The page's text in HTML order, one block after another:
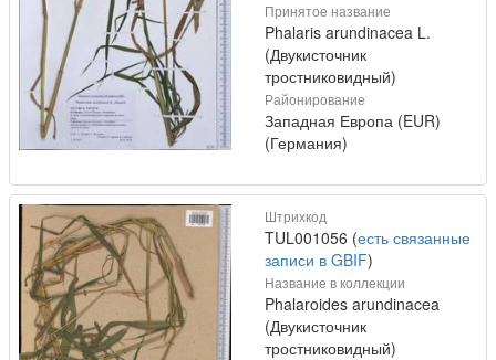
Принятое название
Phalaris arundinacea L.
(Двукисточник
тростниковидный)
Районирование
Западная Европа (EUR)
(Германия)
Штрихкод
TUL001056 (есть связанные
записи в GBIF)
Название в коллекции
Phalaroides arundinacea
(Двукисточник
тростниковидный)